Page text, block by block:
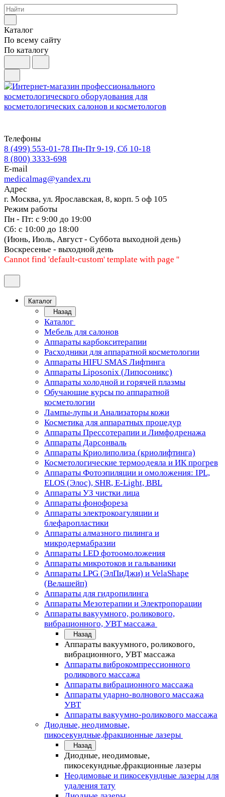
Каталог
По всему сайту
По каталогу
Телефоны
8 (499) 553-01-78 Пн-Пт 9-19, Сб 10-18
8 (800) 3333-698
E-mail
medicalmag@yandex.ru
Адрес
г. Москва, ул. Ярославская, 8, корп. 5 оф 105
Режим работы
Пн - Пт: с 9:00 до 19:00
Сб: с 10:00 до 18:00
(Июнь, Июль, Август - Суббота выходной день)
Воскресенье - выходной день
Cannot find 'default-custom' template with page ''
Каталог
Назад
Каталог
Мебель для салонов
Аппараты карбокситерапии
Расходники для аппаратной косметологии
Аппараты HIFU SMAS Лифтинга
Аппараты Liposonix (Липосоникс)
Аппараты холодной и горячей плазмы
Обучающие курсы по аппаратной
косметологии
Лампы-лупы и Анализаторы кожи
Косметика для аппаратных процедур
Аппараты Прессотерапии и Лимфодренажа
Аппараты Дарсонваль
Аппараты Криолиполиза (криолифтинга)
Косметологические термоодеяла и ИК прогрев
Аппараты Фотоэпиляции и омоложения: IPL,
ELOS (Элос), SHR, E-Light, BBL
Аппараты УЗ чистки лица
Аппараты фонофореза
Аппараты электрокоагуляции и
блефаропластики
Аппараты алмазного пилинга и
микродермабразии
Аппараты LED фотоомоложения
Аппараты микротоков и гальваники
Аппараты LPG (ЭлПиДжи) и VelaShape
(Велашейп)
Аппараты для гидропилинга
Аппараты Мезотерапии и Электропорации
Аппараты вакуумного, роликового,
вибрационного, УВТ массажа
Назад
Аппараты вакуумного, роликового,
вибрационного, УВТ массажа
Аппараты виброкомпрессионного
роликового массажа
Аппараты вибрационного массажа
Аппараты ударно-волнового массажа
УВТ
Аппараты вакуумно-роликового массажа
Диодные, неодимовые,
пикосекундные,фракционные лазеры
Назад
Диодные, неодимовые,
пикосекундные,фракционные лазеры
Неодимовые и пикосекундные лазеры для
удаления тату